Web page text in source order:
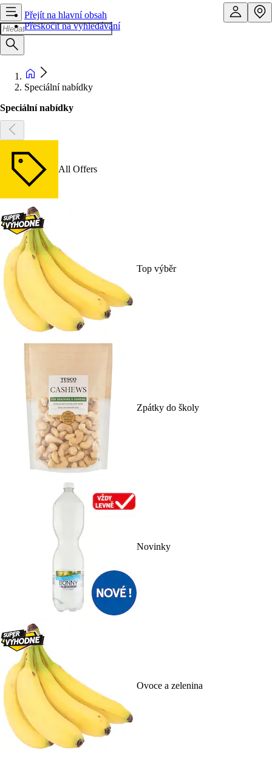
Přejít na hlavní obsah
Přeskočit na vyhledávání
Speciální nabídky
Speciální nabídky
All Offers
Top výběr
Zpátky do školy
Novinky
Ovoce a zelenina